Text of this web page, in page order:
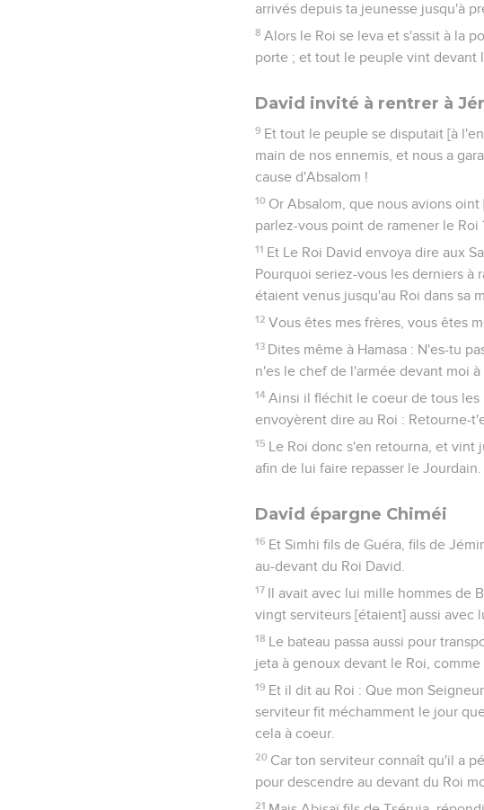
arrivés depuis ta jeunesse jusqu'à
8 Alors le Roi se leva et s'assit à la
porte ; et tout le peuple vint devant
David invité à rentrer à
9 Et tout le peuple se disputait [à
main de nos ennemis, et nous a
cause d'Absalom !
10 Or Absalom, que nous avions
parlez-vous point de ramener le Roi
11 Et Le Roi David envoya dire aux
Pourquoi seriez-vous les derniers à
étaient venus jusqu'au Roi dans sa
12 Vous êtes mes frères, vous êtes
13 Dites même à Hamasa : N'es-tu
n'es le chef de l'armée devant moi
14 Ainsi il fléchit le coeur de tous
envoyèrent dire au Roi : Retourne-
15 Le Roi donc s'en retourna, et vint
afin de lui faire repasser le Jourdain.
David épargne Chiméi
16 Et Simhi fils de Guéra, fils de
au-devant du Roi David.
17 Il avait avec lui mille hommes de
vingt serviteurs [étaient] aussi avec
18 Le bateau passa aussi pour
jeta à genoux devant le Roi,
19 Et il dit au Roi : Que mon
serviteur fit méchamment le jour
cela à coeur.
20 Car ton serviteur connaît qu'il a
pour descendre au devant du Roi
21